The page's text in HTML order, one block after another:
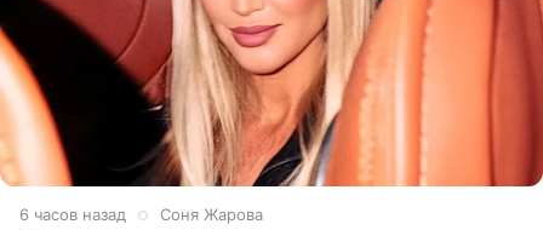
6 часов назад Соня Жарова